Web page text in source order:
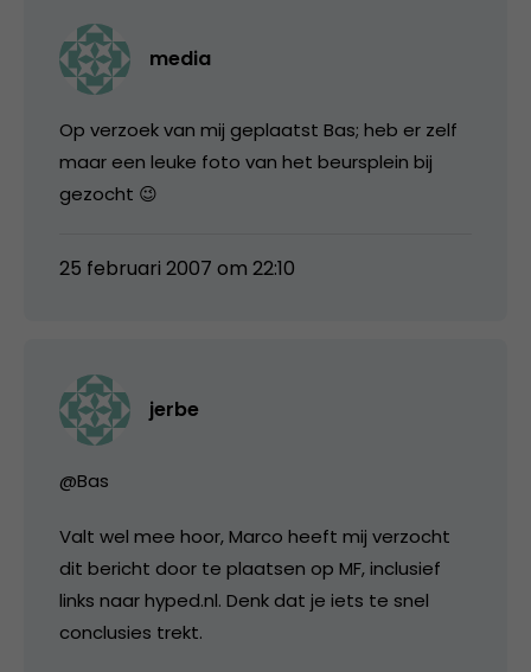
media
Op verzoek van mij geplaatst Bas; heb er zelf
maar een leuke foto van het beursplein bij
gezocht 😉
25 februari 2007 om 22:10
jerbe
@Bas
Valt wel mee hoor, Marco heeft mij verzocht
dit bericht door te plaatsen op MF, inclusief
links naar hyped.nl. Denk dat je iets te snel
conclusies trekt.